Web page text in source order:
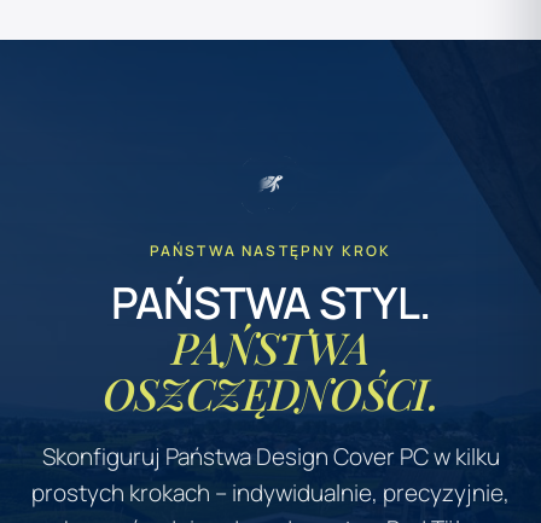
PAŃSTWA NASTĘPNY KROK
PAŃSTWA STYL.
PAŃSTWA
OSZCZĘDNOŚCI.
Skonfiguruj Państwa Design Cover PC w kilku
prostych krokach – indywidualnie, precyzyjnie,